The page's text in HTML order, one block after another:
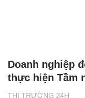
THỊ TRƯỜNG 24H
Doanh nghiệp
thực hiện Tầm